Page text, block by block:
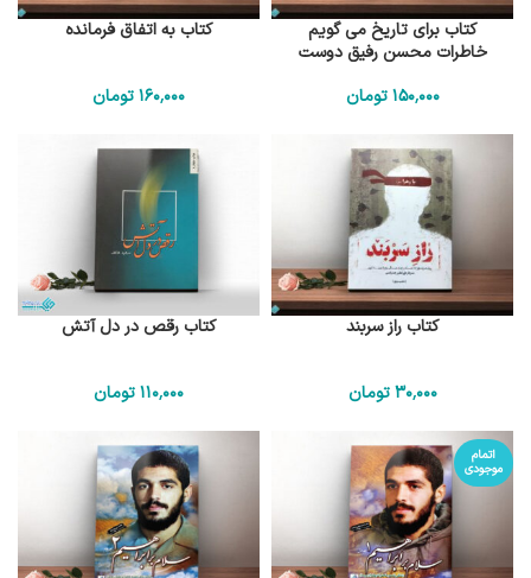
کتاب برای تاریخ می گویم
خاطرات محسن رفیق دوست
150٬000 تومان
کتاب به اتفاق فرمانده
160٬000تومان
کتاب راز سربند
30٬000 تومان
کتاب رقص در دل آتش
110٬000تومان
اتمام
موجودی